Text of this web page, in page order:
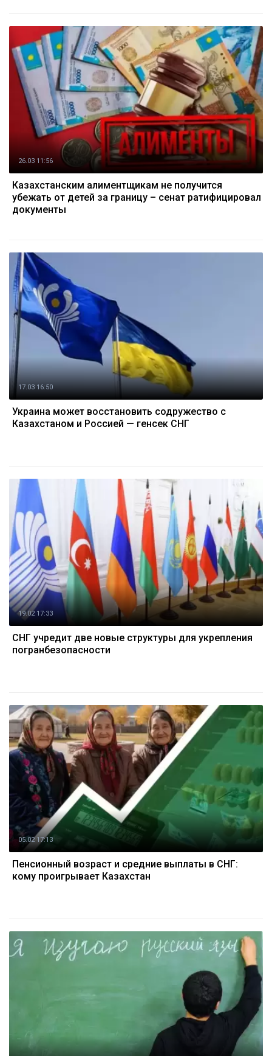
26.03 11:56
Казахстанским алиментщикам не получится
убежать от детей за границу – сенат ратифицировал
документы
17.03 16:50
Украина может восстановить содружество с
Казахстаном и Россией — генсек СНГ
19.02 17:33
СНГ учредит две новые структуры для укрепления
погранбезопасности
05.02 17:13
Пенсионный возраст и средние выплаты в СНГ:
кому проигрывает Казахстан